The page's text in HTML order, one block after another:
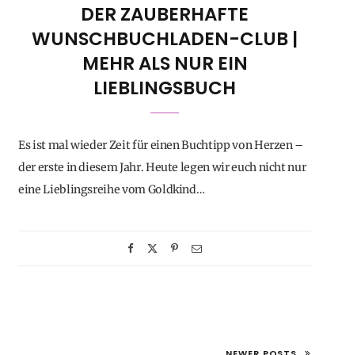
DER ZAUBERHAFTE
WUNSCHBUCHLADEN-CLUB |
MEHR ALS NUR EIN
LIEBLINGSBUCH
Es ist mal wieder Zeit für einen Buchtipp von Herzen –
der erste in diesem Jahr. Heute legen wir euch nicht nur
eine Lieblingsreihe vom Goldkind…